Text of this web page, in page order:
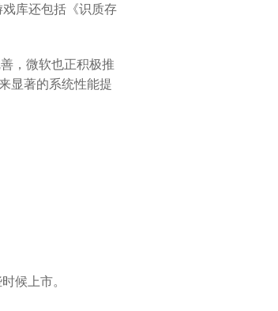
库还包括《识质存
，微软也正积极推
显著的系统性能提
候上市。